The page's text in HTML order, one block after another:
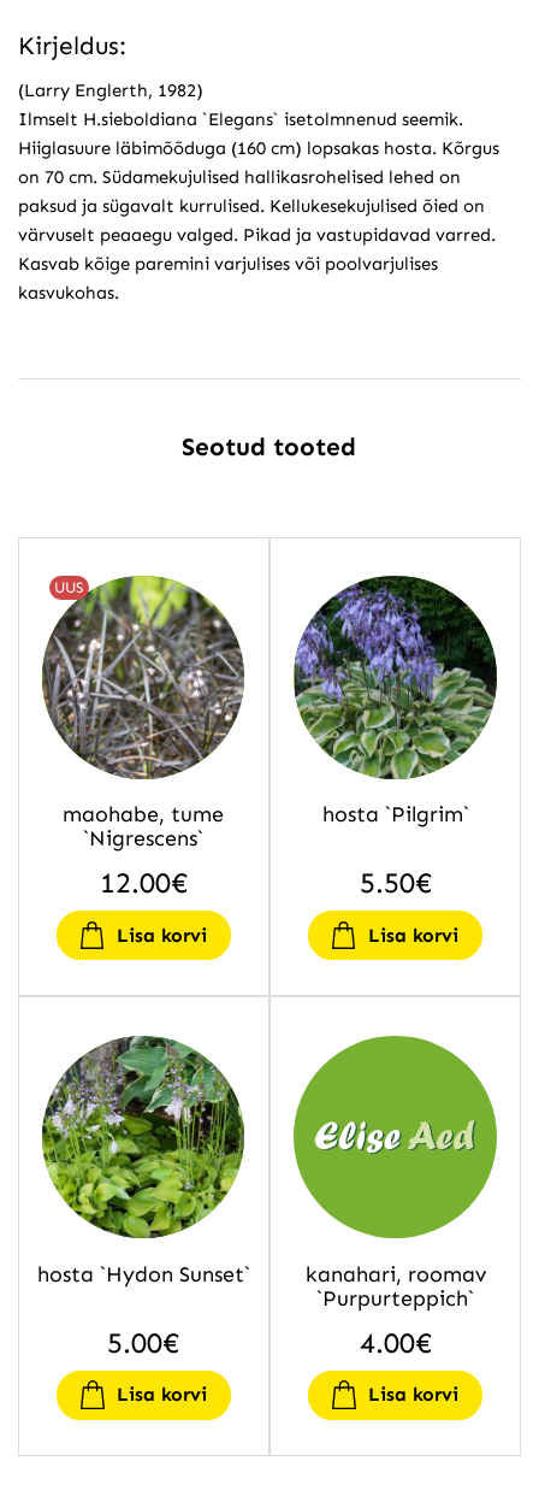
Kirjeldus:
(Larry Englerth, 1982)
Ilmselt H.sieboldiana `Elegans` isetolmnenud seemik.
Hiiglasuure läbimõõduga (160 cm) lopsakas hosta. Kõrgus
on 70 cm. Südamekujulised hallikasrohelised lehed on
paksud ja sügavalt kurrulised. Kellukesekujulised õied on
värvuselt peaaegu valged. Pikad ja vastupidavad varred.
Kasvab kõige paremini varjulises või poolvarjulises
kasvukohas.
Seotud tooted
UUS
maohabe, tume
`Nigrescens`
12.00€
Lisa korvi
hosta `Pilgrim`
5.50€
Lisa korvi
hosta `Hydon Sunset`
5.00€
Lisa korvi
kanahari, roomav
`Purpurteppich`
4.00€
Lisa korvi